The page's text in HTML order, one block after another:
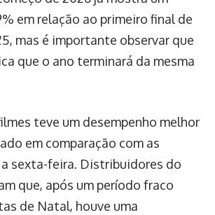
em relação ao primeiro final de
mas é importante observar que
que o ano terminará da mesma
teve um desempenho melhor
em comparação com as
a sexta-feira. Distribuidores do
que, após um período fraco
de Natal, houve uma